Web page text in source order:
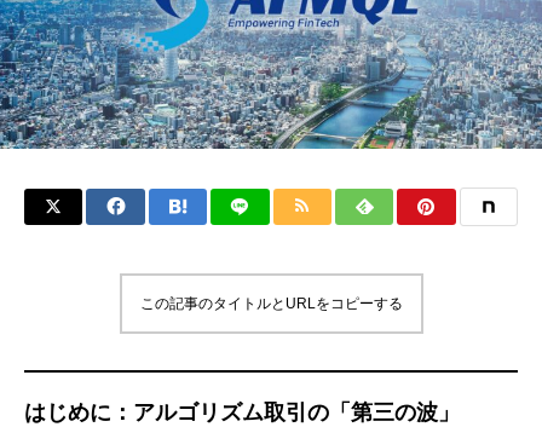
この記事のタイトルとURLをコピーする
はじめに：アルゴリズム取引の「第三の波」